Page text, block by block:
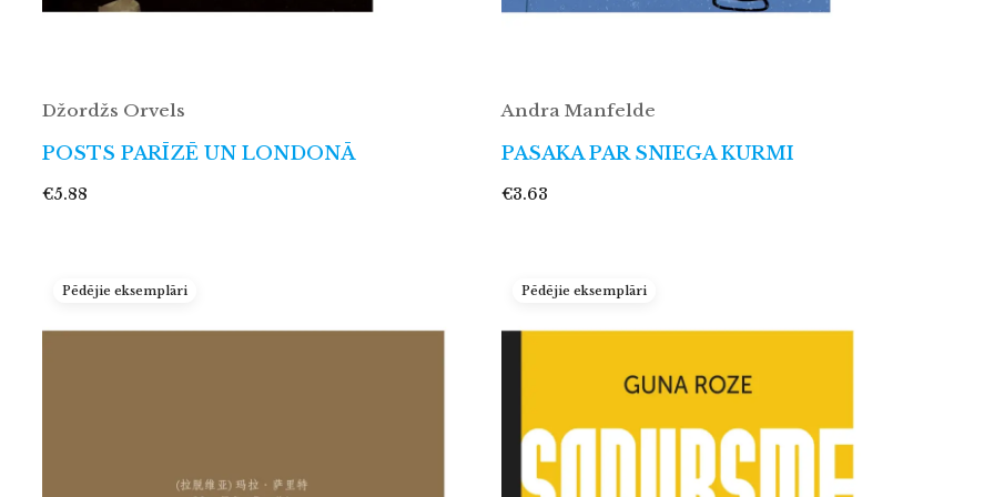
Džordžs Orvels
POSTS PARĪZĒ UN LONDONĀ
€5.88
Andra Manfelde
PASAKA PAR SNIEGA KURMI
€3.63
Pēdējie eksemplāri Pēdējie eksemplāri